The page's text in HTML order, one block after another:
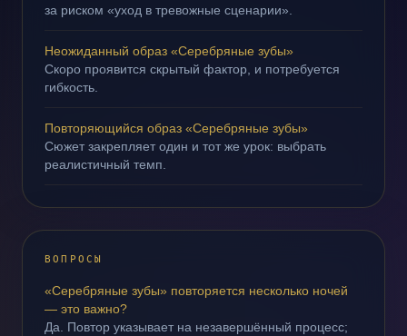
за риском «уход в тревожные сценарии».
Неожиданный образ «Серебряные зубы»
Скоро проявится скрытый фактор, и потребуется
гибкость.
Повторяющийся образ «Серебряные зубы»
Сюжет закрепляет один и тот же урок: выбрать
реалистичный темп.
ВОПРОСЫ
«Серебряные зубы» повторяется несколько ночей
— это важно?
Да. Повтор указывает на незавершённый процесс;